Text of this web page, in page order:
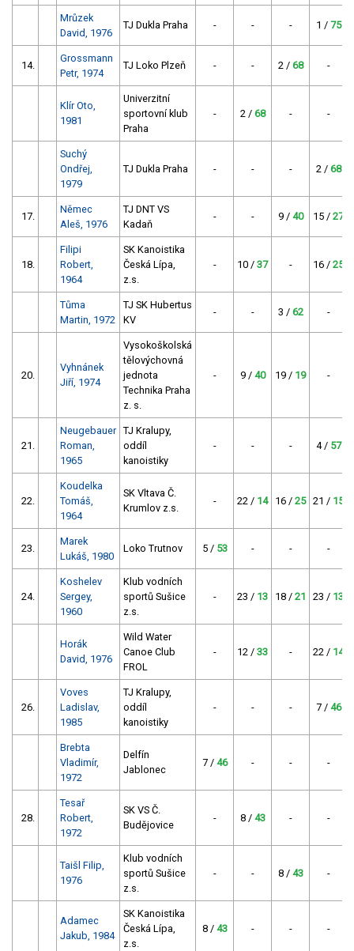
Mrůzek
David, 1976
TJ Dukla Praha - - - 1 / 75
14.
Grossmann
Petr, 1974
TJ Loko Plzeň - - 2 / 68 -
Klír Oto,
1981
Univerzitní
sportovní klub
Praha
- 2 / 68 - -
Suchý
Ondřej,
1979
TJ Dukla Praha - - - 2 / 68
17.
Němec
Aleš, 1976
TJ DNT VS
Kadaň
- - 9 / 40 15 / 27
18.
Filipi
Robert,
1964
SK Kanoistika
Česká Lípa,
z.s.
- 10 / 37 - 16 / 25
Tůma
Martin, 1972
TJ SK Hubertus
KV
- - 3 / 62 -
20.
Vyhnánek
Jiří, 1974
Vysokoškolská
tělovýchovná
jednota
Technika Praha
z. s.
- 9 / 40 19 / 19 -
21.
Neugebauer
Roman,
1965
TJ Kralupy,
oddíl
kanoistiky
- - - 4 / 57
22.
Koudelka
Tomáš,
1964
SK Vltava Č.
Krumlov z.s.
- 22 / 14 16 / 25 21 / 15
23.
Marek
Lukáš, 1980
Loko Trutnov 5 / 53 - - -
24.
Koshelev
Sergey,
1960
Klub vodních
sportů Sušice
z.s.
- 23 / 13 18 / 21 23 / 13
Horák
David, 1976
Wild Water
Canoe Club
FROL
- 12 / 33 - 22 / 14
26.
Voves
Ladislav,
1985
TJ Kralupy,
oddíl
kanoistiky
- - - 7 / 46
Brebta
Vladimír,
1972
Delfín
Jablonec
7 / 46 - - -
28.
Tesař
Robert,
1972
SK VS Č.
Budějovice
- 8 / 43 - -
Taišl Filip,
1976
Klub vodních
sportů Sušice
z.s.
- - 8 / 43 -
Adamec
Jakub, 1984
SK Kanoistika
Česká Lípa,
z.s.
8 / 43 - - -